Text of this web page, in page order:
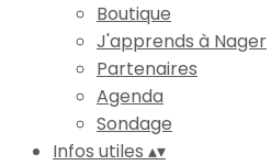
Boutique
J'apprends à Nager
Partenaires
Agenda
Sondage
Infos utiles ▴▾